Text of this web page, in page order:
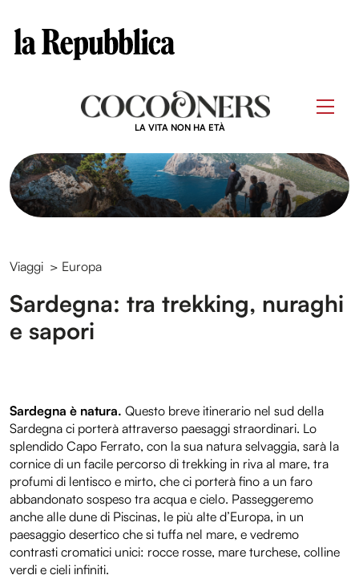
LA VITA NON HA ETÀ
Viaggi > Europa
Sardegna: tra trekking, nuraghi
e sapori
Sardegna è natura. Questo breve itinerario nel sud della
Sardegna ci porterà attraverso paesaggi straordinari. Lo
splendido Capo Ferrato, con la sua natura selvaggia, sarà la
cornice di un facile percorso di trekking in riva al mare, tra
profumi di lentisco e mirto, che ci porterà fino a un faro
abbandonato sospeso tra acqua e cielo. Passeggeremo
anche alle dune di Piscinas, le più alte d’Europa, in un
paesaggio desertico che si tuffa nel mare, e vedremo
contrasti cromatici unici: rocce rosse, mare turchese, colline
verdi e cieli infiniti.